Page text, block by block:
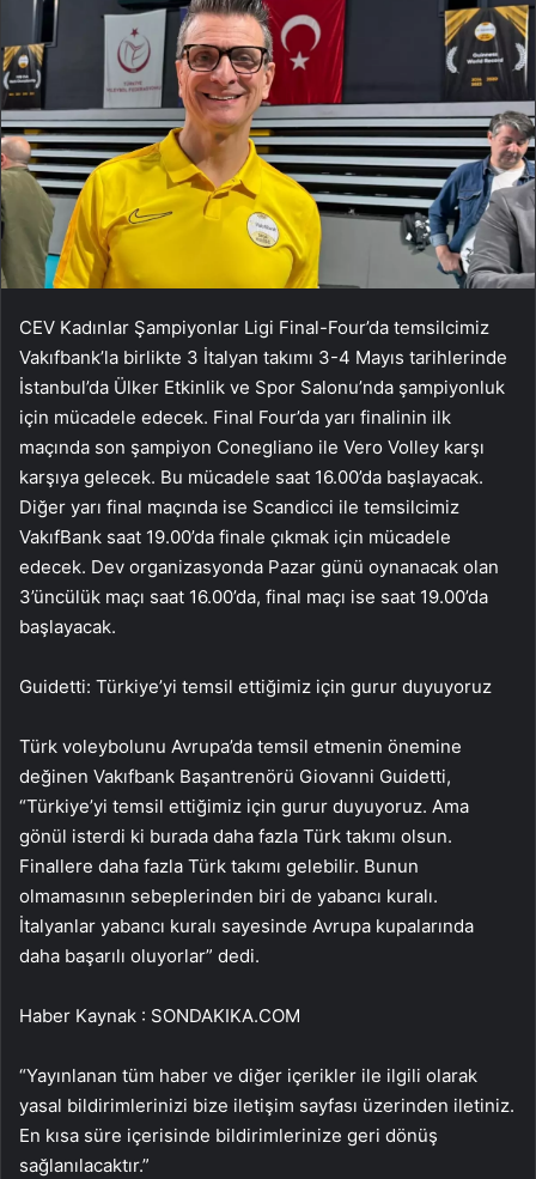
CEV Kadınlar Şampiyonlar Ligi Final-Four’da temsilcimiz
Vakıfbank’la birlikte 3 İtalyan takımı 3-4 Mayıs tarihlerinde
İstanbul’da Ülker Etkinlik ve Spor Salonu’nda şampiyonluk
için mücadele edecek. Final Four’da yarı finalinin ilk
maçında son şampiyon Conegliano ile Vero Volley karşı
karşıya gelecek. Bu mücadele saat 16.00’da başlayacak.
Diğer yarı final maçında ise Scandicci ile temsilcimiz
VakıfBank saat 19.00’da finale çıkmak için mücadele
edecek. Dev organizasyonda Pazar günü oynanacak olan
3’üncülük maçı saat 16.00’da, final maçı ise saat 19.00’da
başlayacak.
Guidetti: Türkiye’yi temsil ettiğimiz için gurur duyuyoruz
Türk voleybolunu Avrupa’da temsil etmenin önemine
değinen Vakıfbank Başantrenörü Giovanni Guidetti,
“Türkiye’yi temsil ettiğimiz için gurur duyuyoruz. Ama
gönül isterdi ki burada daha fazla Türk takımı olsun.
Finallere daha fazla Türk takımı gelebilir. Bunun
olmamasının sebeplerinden biri de yabancı kuralı.
İtalyanlar yabancı kuralı sayesinde Avrupa kupalarında
daha başarılı oluyorlar” dedi.
Haber Kaynak : SONDAKIKA.COM
“Yayınlanan tüm haber ve diğer içerikler ile ilgili olarak
yasal bildirimlerinizi bize iletişim sayfası üzerinden iletiniz.
En kısa süre içerisinde bildirimlerinize geri dönüş
sağlanılacaktır.”